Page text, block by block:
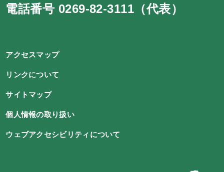
電話番号 0269-82-3111（代表）
アクセスマップ
リンクについて
サイトマップ
個人情報の取り扱い
ウェブアクセシビリティについて